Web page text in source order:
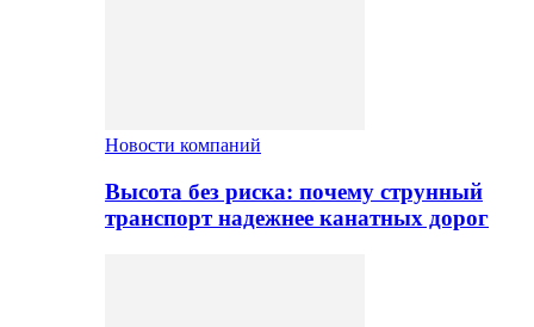
Новости компаний
Высота без риска: почему струнный
транспорт надежнее канатных дорог